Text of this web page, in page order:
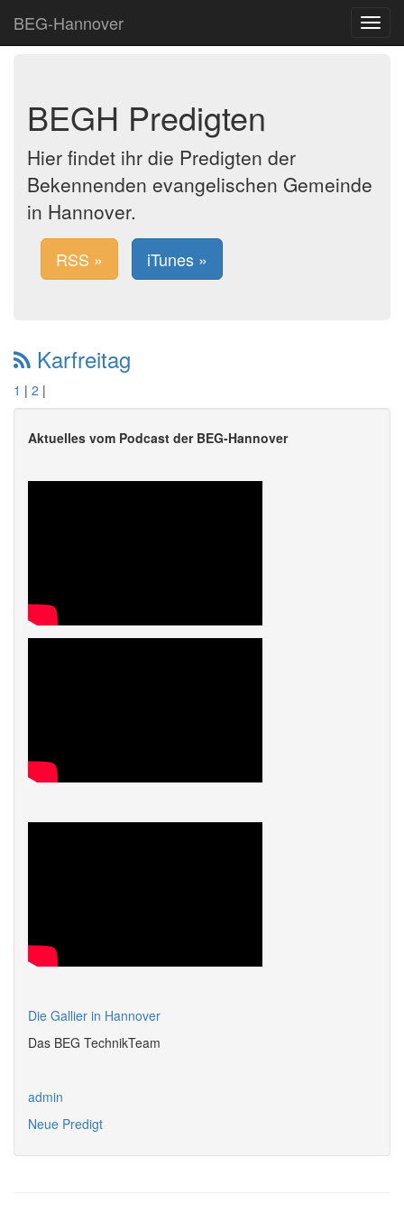
BEG-Hannover
Toggle
BEGH Predigten
Hier findet ihr die Predigten der
Bekennenden evangelischen Gemeinde
in Hannover.
RSS » iTunes »
Karfreitag
1 | 2 |
Aktuelles vom Podcast der BEG-Hannover
Die Gallier in Hannover
Das BEG TechnikTeam
admin
Neue Predigt